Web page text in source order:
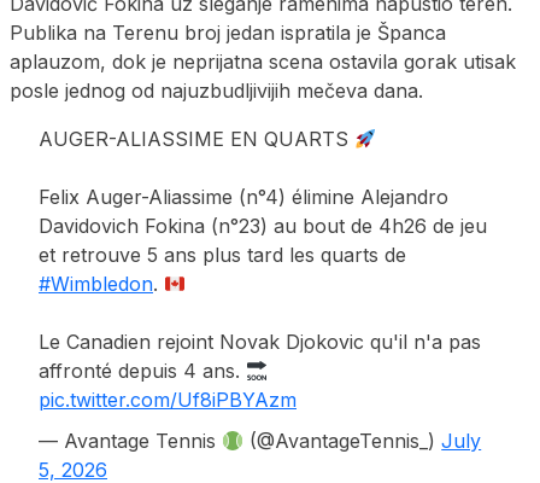
Publika na Terenu broj jedan ispratila je Španca
aplauzom, dok je neprijatna scena ostavila gorak utisak
posle jednog od najuzbudljivijih mečeva dana.
AUGER-ALIASSIME EN QUARTS
Felix Auger-Aliassime (n°4) élimine Alejandro
Davidovich Fokina (n°23) au bout de 4h26 de jeu
et retrouve 5 ans plus tard les quarts de
#Wimbledon.
Le Canadien rejoint Novak Djokovic qu'il n'a pas
affronté depuis 4 ans.
pic.twitter.com/Uf8iPBYAzm
— Avantage Tennis
(@AvantageTennis_)July
5, 2026